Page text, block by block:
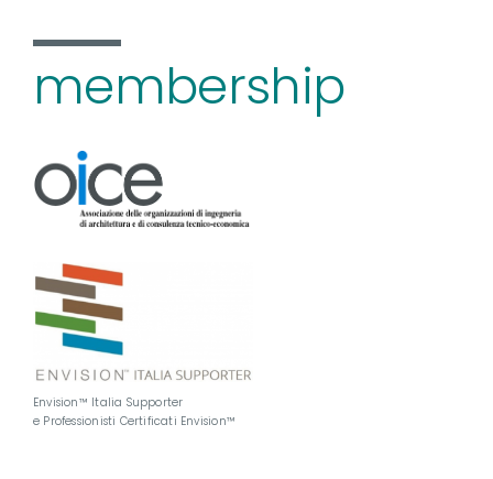
membership
Envision™ Italia Supporter
e Professionisti Certificati Envision™